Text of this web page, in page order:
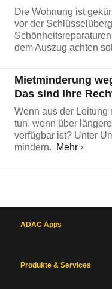
Die Wohnung ist
vor der
dem Auszug achten
Mietminderung
Das sind Ihre
Wenn aus der Leitung
tun, wenn über
verfügbar ist? Unter
mindern.
Mehr
ADAC Apps
Produkte & Services